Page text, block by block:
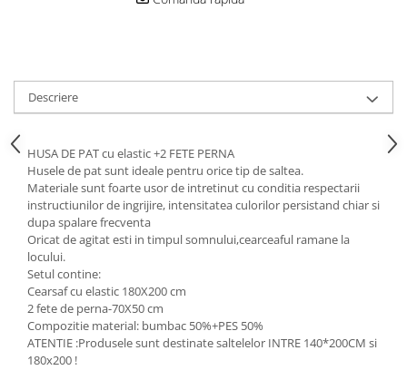
Descriere
HUSA DE PAT cu elastic +2 FETE PERNA
Husele de pat sunt ideale pentru orice tip de saltea.
Materiale sunt foarte usor de intretinut cu conditia respectarii
instructiunilor de ingrijire, intensitatea culorilor persistand chiar si
dupa spalare frecventa
Oricat de agitat esti in timpul somnului,cearceaful ramane la
locului.
Setul contine:
Cearsaf cu elastic 180X200 cm
2 fete de perna-70X50 cm
Compozitie material: bumbac 50%+PES 50%
ATENTIE :Produsele sunt destinate saltelelor INTRE 140*200CM si
180x200 !